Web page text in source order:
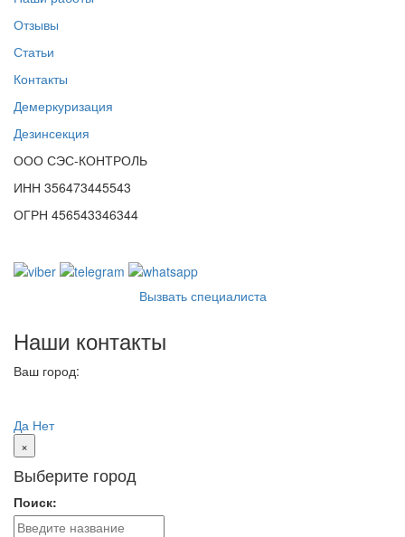
Отзывы
Статьи
Контакты
Демеркуризация
Дезинсекция
ООО СЭС-КОНТРОЛЬ
ИНН 356473445543
ОГРН 456543346344
Вызвать специалиста
Наши контакты
Ваш город:
Да Нет
×
Выберите город
Поиск: